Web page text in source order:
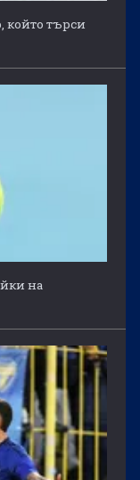
който търси
на